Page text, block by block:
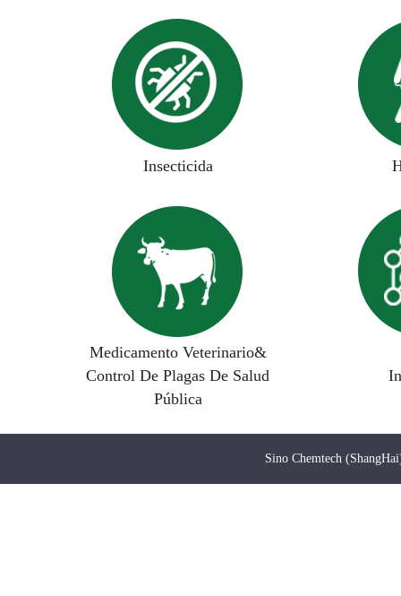
Insecticida
Medicamento Veterinario&
Control De Plagas De Salud
Pública
Sino Chemtech